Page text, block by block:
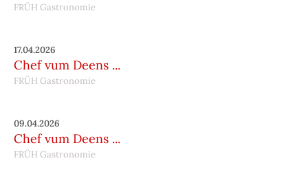
FRÜH Gastronomie
17.04.2026
Chef vum Deens ...
FRÜH Gastronomie
09.04.2026
Chef vum Deens ...
FRÜH Gastronomie